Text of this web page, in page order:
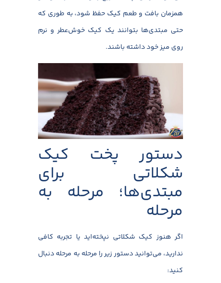
همزمان بافت و طعم کیک حفظ شود، به طوری که
حتی مبتدی‌ها بتوانند یک کیک خوش‌عطر و نرم
روی میز خود داشته باشند.
دستور پخت کیک
شکلاتی برای
مبتدی‌ها؛ مرحله به
مرحله
اگر هنوز کیک شکلاتی نپخته‌اید یا تجربه کافی
ندارید، می‌توانید دستور زیر را مرحله به مرحله دنبال
کنید: